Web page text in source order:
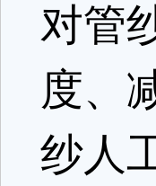
对管
度、
纱人